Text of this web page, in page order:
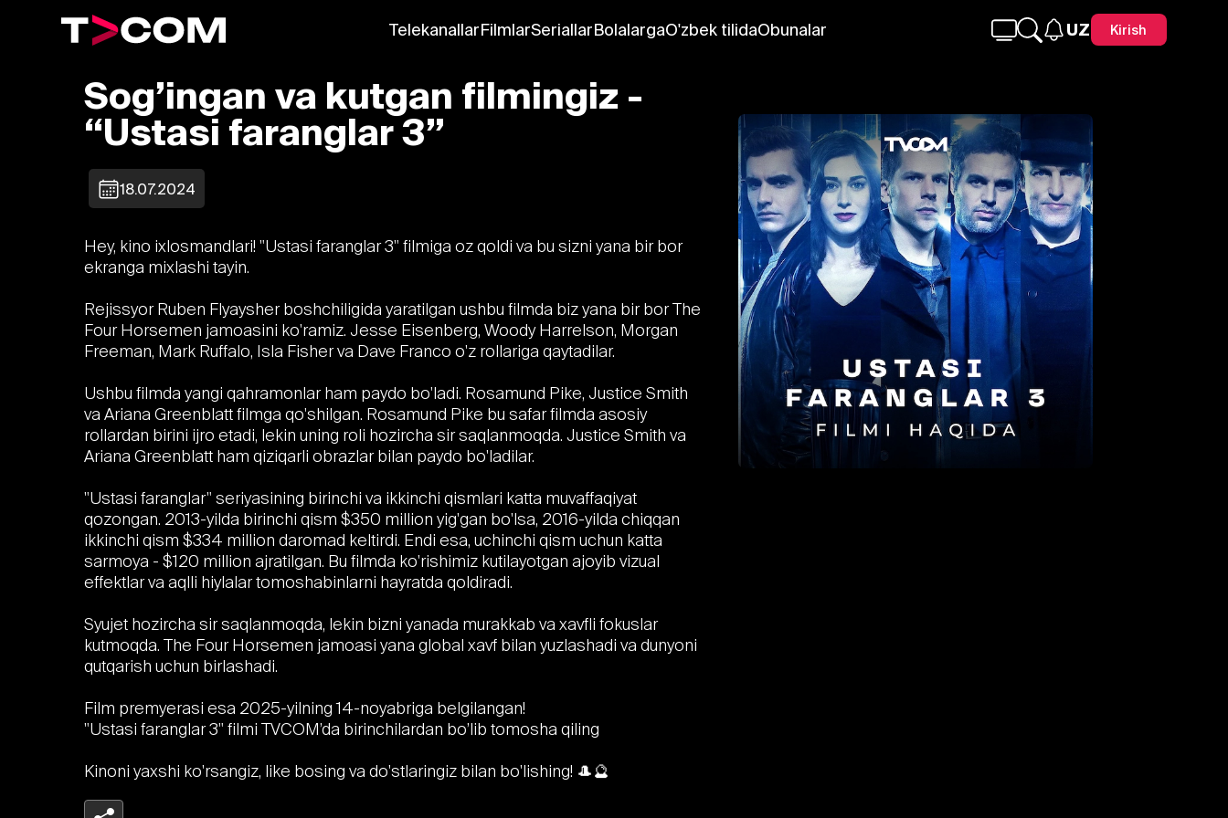
TelekanallarFilmlarSeriallarBolalargaO'zbek tilidaObunalar UZ Kirish
Sog’ingan va kutgan filmingiz -
“Ustasi faranglar 3”
18.07.2024
Hey, kino ixlosmandlari! "Ustasi faranglar 3" filmiga oz qoldi va bu sizni yana bir bor
ekranga mixlashi tayin.
Rejissyor Ruben Flyaysher boshchiligida yaratilgan ushbu filmda biz yana bir bor The
Four Horsemen jamoasini ko'ramiz. Jesse Eisenberg, Woody Harrelson, Morgan
Freeman, Mark Ruffalo, Isla Fisher va Dave Franco o'z rollariga qaytadilar.
Ushbu filmda yangi qahramonlar ham paydo bo'ladi. Rosamund Pike, Justice Smith
va Ariana Greenblatt filmga qo'shilgan. Rosamund Pike bu safar filmda asosiy
rollardan birini ijro etadi, lekin uning roli hozircha sir saqlanmoqda. Justice Smith va
Ariana Greenblatt ham qiziqarli obrazlar bilan paydo bo'ladilar.
"Ustasi faranglar" seriyasining birinchi va ikkinchi qismlari katta muvaffaqiyat
qozongan. 2013-yilda birinchi qism $350 million yig'gan bo'lsa, 2016-yilda chiqqan
ikkinchi qism $334 million daromad keltirdi. Endi esa, uchinchi qism uchun katta
sarmoya - $120 million ajratilgan. Bu filmda ko'rishimiz kutilayotgan ajoyib vizual
effektlar va aqlli hiylalar tomoshabinlarni hayratda qoldiradi.
Syujet hozircha sir saqlanmoqda, lekin bizni yanada murakkab va xavfli fokuslar
kutmoqda. The Four Horsemen jamoasi yana global xavf bilan yuzlashadi va dunyoni
qutqarish uchun birlashadi.
Film premyerasi esa 2025-yilning 14-noyabriga belgilangan!
"Ustasi faranglar 3" filmi TVCOM’da birinchilardan bo’lib tomosha qiling
Kinoni yaxshi ko'rsangiz, like bosing va do'stlaringiz bilan bo'lishing! 🎩🔮